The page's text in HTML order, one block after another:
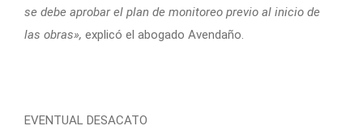
se debe aprobar el plan de monitoreo previo al inicio de
las obras», explicó el abogado Avendaño.
EVENTUAL DESACATO